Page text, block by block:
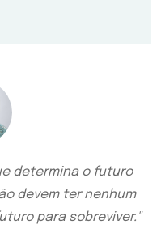
determina o futuro
devem ter nenhum
para sobreviver."